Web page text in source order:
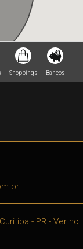
Shoppings Bancos
Curitiba - PR- Ver no